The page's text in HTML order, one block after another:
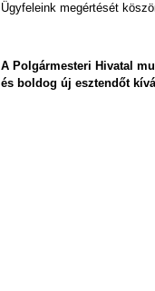
Ügyfeleink megértését
A Polgármesteri Hivatal
és boldog új esztendőt